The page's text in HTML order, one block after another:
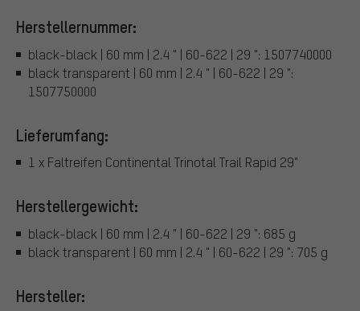
Herstellernummer:
black-black | 60 mm | 2.4 " | 60-622 | 29 ": 1507740000
black transparent | 60 mm | 2.4 " | 60-622 | 29 ":
1507750000
Lieferumfang:
1 x Faltreifen Continental Trinotal Trail Rapid 29"
Herstellergewicht:
black-black | 60 mm | 2.4 " | 60-622 | 29 ": 685 g
black transparent | 60 mm | 2.4 " | 60-622 | 29 ": 705 g
Hersteller: